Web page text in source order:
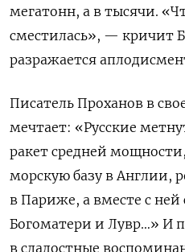
мегатонн, а в тысячи.
сместилась», — кричит
разражается
Писатель Проханов в
мечтает: «Русские
ракет средней
морскую базу в Англии,
в Париже, а вместе с
Богоматери и Лувр…» И
в сладостные